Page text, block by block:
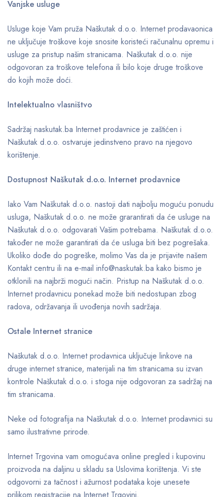
Vanjske usluge
Usluge koje Vam pruža Naškutak d.o.o. Internet prodavaonica
ne uključuje troškove koje snosite koristeći računalnu opremu i
usluge za pristup našim stranicama. Naškutak d.o.o. nije
odgovoran za troškove telefona ili bilo koje druge troškove
do kojih može doći.
Intelektualno vlasništvo
Sadržaj naskutak.ba Internet prodavnice je zaštićen i
Naškutak d.o.o. ostvaruje jedinstveno pravo na njegovo
korištenje.
Dostupnost Naškutak d.o.o. Internet prodavnice
Iako Vam Naškutak d.o.o. nastoji dati najbolju moguću ponudu
usluga, Naškutak d.o.o. ne može grarantirati da će usluge na
Naškutak d.o.o. odgovarati Vašim potrebama. Naškutak d.o.o.
također ne može garantirati da će usluga biti bez pogrešaka.
Ukoliko dođe do pogreške, molimo Vas da je prijavite našem
Kontakt centru ili na e-mail info@naskutak.ba kako bismo je
otklonili na najbrži mogući način. Pristup na Naškutak d.o.o.
Internet prodavnicu ponekad može biti nedostupan zbog
radova, održavanja ili uvođenja novih sadržaja.
Ostale Internet stranice
Naškutak d.o.o. Internet prodavnica uključuje linkove na
druge internet stranice, materijali na tim stranicama su izvan
kontrole Naškutak d.o.o. i stoga nije odgovoran za sadržaj na
tim stranicama.
Neke od fotografija na Naškutak d.o.o. Internet prodavnici su
samo ilustrativne prirode.
Internet Trgovina vam omogućava online pregled i kupovinu
proizvoda na daljinu u skladu sa Uslovima korištenja. Vi ste
odgovorni za tačnost i ažurnost podataka koje unesete